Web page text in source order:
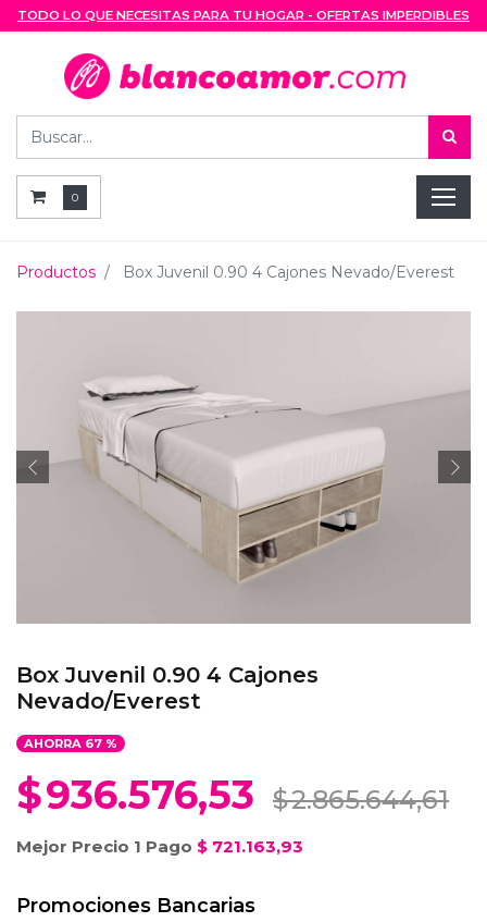
TODO LO QUE NECESITAS PARA TU HOGAR - OFERTAS IMPERDIBLES
0
Productos Box Juvenil 0.90 4 Cajones Nevado/Everest
Box Juvenil 0.90 4 Cajones
Nevado/Everest
AHORRA 67%
$936.576,53 $2.865.644,61
Mejor Precio 1 Pago $ 721.163,93
Promociones Bancarias